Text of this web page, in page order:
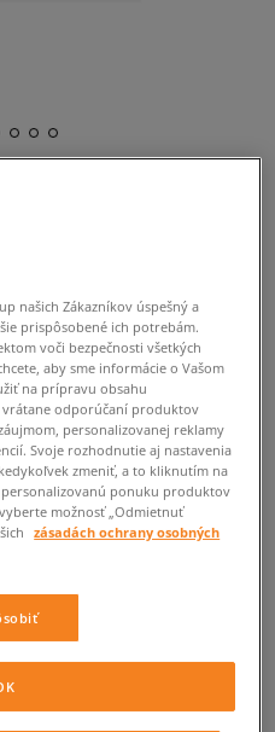
od nás oznámenie.
KAMENNÝCH PREDAJNIACH
našich Zákazníkov úspešný a
prispôsobené ich potrebám.
voči bezpečnosti všetkých
aby sme informácie o Vašom
na prípravu obsahu
vrátane odporúčaní produktov
personalizovanej reklamy
Svoje rozhodnutie aj nastavenia
zmeniť, a to kliknutím na
personalizovanú ponuku produktov
možnosť „Odmietnuť
zásadách ochrany osobných